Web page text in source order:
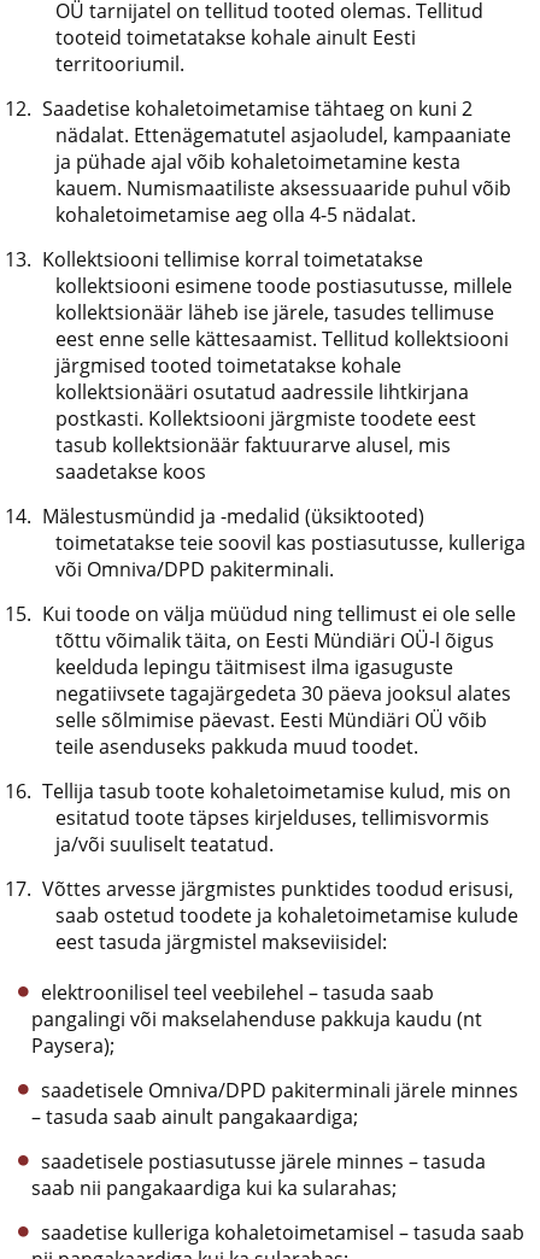
OÜ tarnijatel on tellitud tooted olemas. Tellitud
tooteid toimetatakse kohale ainult Eesti
territooriumil.
Saadetise kohaletoimetamise tähtaeg on kuni 2
nädalat. Ettenägematutel asjaoludel, kampaaniate
ja pühade ajal võib kohaletoimetamine kesta
kauem. Numismaatiliste aksessuaaride puhul võib
kohaletoimetamise aeg olla 4-5 nädalat.
Kollektsiooni tellimise korral toimetatakse
kollektsiooni esimene toode postiasutusse, millele
kollektsionäär läheb ise järele, tasudes tellimuse
eest enne selle kättesaamist. Tellitud kollektsiooni
järgmised tooted toimetatakse kohale
kollektsionääri osutatud aadressile lihtkirjana
postkasti. Kollektsiooni järgmiste toodete eest
tasub kollektsionäär faktuurarve alusel, mis
saadetakse koos
Mälestusmündid ja -medalid (üksiktooted)
toimetatakse teie soovil kas postiasutusse, kulleriga
või Omniva/DPD pakiterminali.
Kui toode on välja müüdud ning tellimust ei ole selle
tõttu võimalik täita, on Eesti Mündiäri OÜ-l õigus
keelduda lepingu täitmisest ilma igasuguste
negatiivsete tagajärgedeta 30 päeva jooksul alates
selle sõlmimise päevast. Eesti Mündiäri OÜ võib
teile asenduseks pakkuda muud toodet.
Tellija tasub toote kohaletoimetamise kulud, mis on
esitatud toote täpses kirjelduses, tellimisvormis
ja/või suuliselt teatatud.
Võttes arvesse järgmistes punktides toodud erisusi,
saab ostetud toodete ja kohaletoimetamise kulude
eest tasuda järgmistel makseviisidel:
elektroonilisel teel veebilehel – tasuda saab
pangalingi või makselahenduse pakkuja kaudu (nt
Paysera);
saadetisele Omniva/DPD pakiterminali järele minnes
– tasuda saab ainult pangakaardiga;
saadetisele postiasutusse järele minnes – tasuda
saab nii pangakaardiga kui ka sularahas;
saadetise kulleriga kohaletoimetamisel – tasuda saab